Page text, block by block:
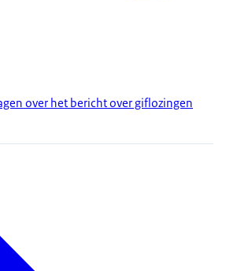
over het bericht over giflozingen